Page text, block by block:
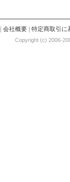
会社概要| 特定商取引に
Copyright (c) 2006-